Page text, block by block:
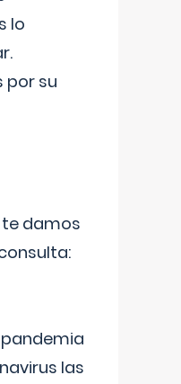
lo
por su
damos
las